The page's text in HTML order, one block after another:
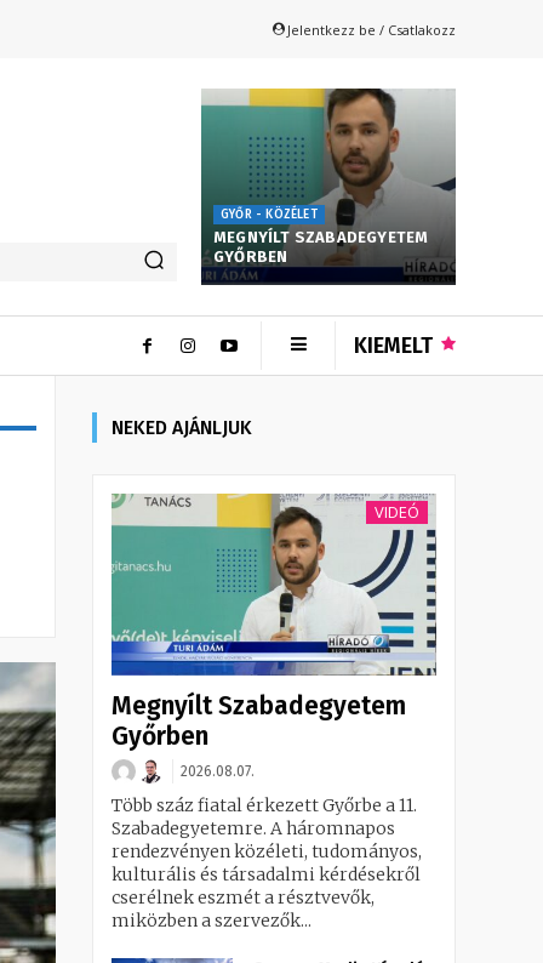
Jelentkezz be / Csatlakozz
GYŐR - KÖZÉLET
MEGNYÍLT SZABADEGYETEM
GYŐRBEN
KIEMELT
NEKED AJÁNLJUK
VIDEÓ
Megnyílt Szabadegyetem
Győrben
2026.08.07.
Több száz fiatal érkezett Győrbe a 11.
Szabadegyetemre. A háromnapos
rendezvényen közéleti, tudományos,
kulturális és társadalmi kérdésekről
cserélnek eszmét a résztvevők,
miközben a szervezők...